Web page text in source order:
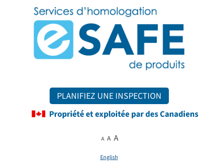
PLANIFIEZ UNE INSPECTION
A A A
English